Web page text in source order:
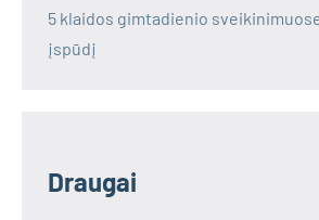
5 klaidos gimtadienio
įspūdį
Draugai